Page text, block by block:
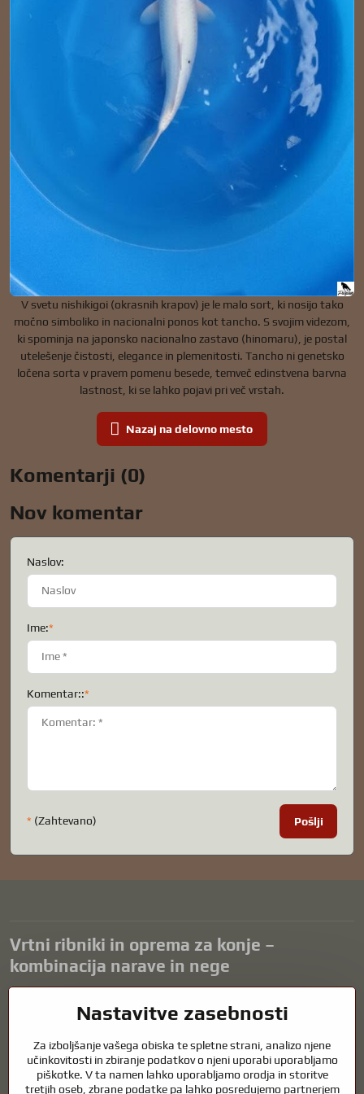
V svetu nishikigoi (okrasnih krapov) je le malo sort, ki nosijo tako
močno simboliko in nacionalni ponos kot tancho. S svojim videzom,
ki spominja na japonsko nacionalno zastavo (hinomaru), je postal
utelešenje čistosti, elegance in plemenitosti. Tancho ni genetsko
ločena sorta v pravem pomenu besede, temveč edinstvena barvna
lastnost, ki se lahko pojavi pri več vrstah.
Nazaj na delovno mesto
Komentarji (0)
Nov komentar
Naslov:
Ime:*
Komentar::*
* (Zahtevano) Pošlji
Vrtni ribniki in oprema za konje –
kombinacija narave in nege
harmonično okolje za sprostitev in življenje vodnih živali. Pravilna
čisto vodo in zdrav ribnik skozi vse leto. Enako pomembna je skrb za
živali, ki so del našega življenja.
Konji potrebujejo kakovostno jahalno opremo, pravilno prehrano in
Nastavitve zasebnosti
Za izboljšanje vašega obiska te spletne strani, analizo njene
učinkovitosti in zbiranje podatkov o njeni uporabi uporabljamo
piškotke. V ta namen lahko uporabljamo orodja in storitve
tretjih oseb, zbrane podatke pa lahko posredujemo partnerjem